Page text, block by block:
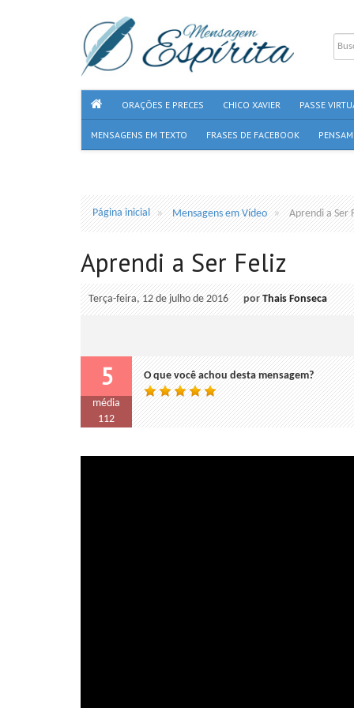
ORAÇÕES E PRECES CHICO XAVIER PASSE
MENSAGENS EM TEXTO FRASES DE FACEBOOK
Página inicial Mensagens em Vídeo Aprendi a Ser
Aprendi a Ser Feliz
Terça-feira, 12 de julho de 2016 porThais Fonseca
5
média
112
O que você achou desta mensagem?